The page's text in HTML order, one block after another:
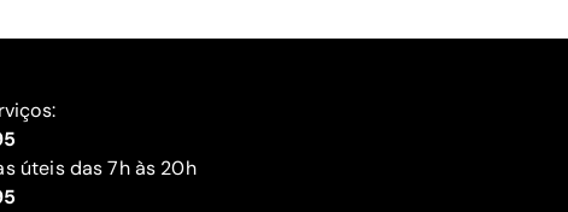
úteis das 7h às 20h